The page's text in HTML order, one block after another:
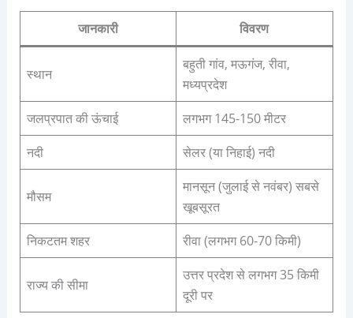
जानकारी विवरण
स्थान
बहुती गांव, मऊगंज, रीवा,
मध्यप्रदेश
जलप्रपात की ऊंचाई
लगभग 145-150 मीटर
नदी
सेलर (या निहाई) नदी
मौसम
मानसून (जुलाई से नवंबर) सबसे
खूबसूरत
निकटतम शहर
रीवा (लगभग 60-70 किमी)
राज्य की सीमा
उत्तर प्रदेश से लगभग 35 किमी
दूरी पर